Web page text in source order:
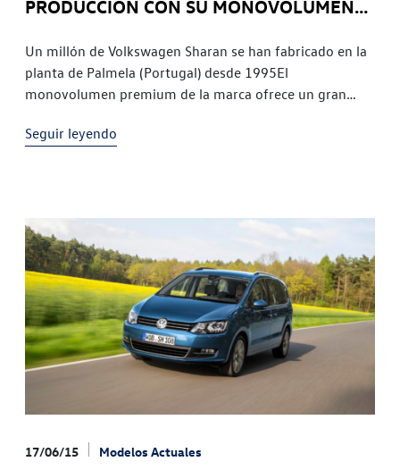
PRODUCCIÓN CON SU MONOVOLUMEN
Un millón de Volkswagen Sharan se han fabricado en la
planta de Palmela (Portugal) desde 1995El
monovolumen premium de la marca ofrece un gran
elementos de
Seguir leyendo
17/06/15 Modelos Actuales